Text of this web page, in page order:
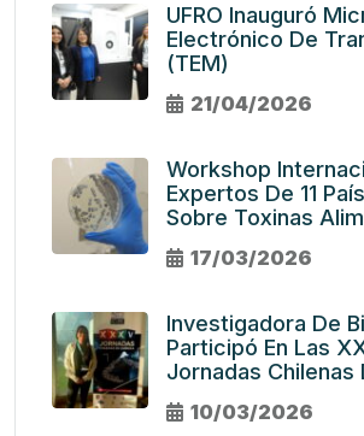
UFRO Inauguró
Electrónico De
(TEM)
21/04/2026
Workshop
Expertos De 11
Sobre Toxinas
17/03/2026
Investigadora De
Participó En Las
Jornadas Chilenas
10/03/2026